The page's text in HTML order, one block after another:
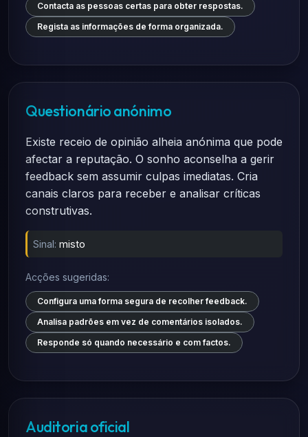
Contacta as pessoas certas para obter respostas.
Regista as informações de forma organizada.
Questionário anónimo
Existe receio de opinião alheia anónima que pode
afectar a reputação. O sonho aconselha a gerir
feedback sem assumir culpas imediatas. Cria
canais claros para receber e analisar críticas
construtivas.
Sinal: misto
Acções sugeridas:
Configura uma forma segura de recolher feedback.
Analisa padrões em vez de comentários isolados.
Responde só quando necessário e com factos.
Auditoria oficial